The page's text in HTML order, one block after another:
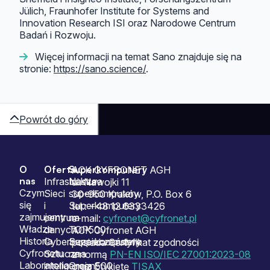
Jülich, Fraunhofer Institute for Systems and
Innovation Research ISI oraz Narodowe Centrum
Badań i Rozwoju.
Więcej informacji na temat Sano znajduje się na
stronie: https://sano.science/.
Powrót do góry
Sitemap
O
nas
Czym
się
zajmujemy
Władze
Historia
Cyfronetu
Laboratoria
Oferta
Infrastruktura
Sieci
i
centrum
danych
Cyberbezpieczeństwo
Sztuczna
inteligencja
Superkomputery
Nasze
superkomputery
Superkomputery
na
TOP500
Superkomputery
na
Green500
ACK CYFRONET AGH
ul. Nawojki 11
30-950 Kraków, P.O. Box 6
tel.: +48 12 6333426
e-mail: cyfronet@cyfronet.pl
ACK Cyfronet AGH
posiada Certyfikat zgodności
z normą PN-EN ISO/IEC 27001:2023-08
oraz Etykietę TISAX